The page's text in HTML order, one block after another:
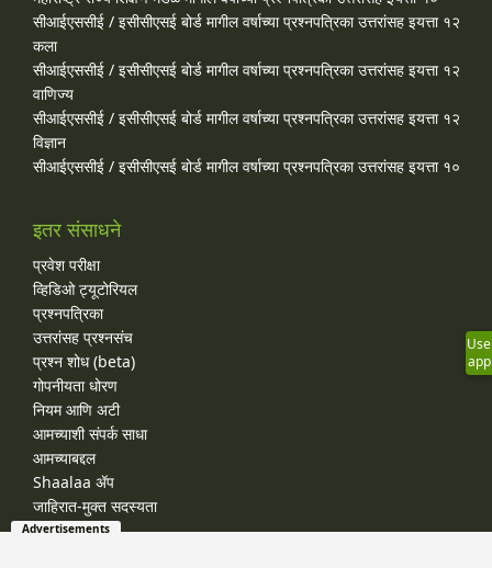
सीआईएससीई / इसीसीएसई बोर्ड मागील वर्षाच्या प्रश्‍नपत्रिका उत्तरांसह इयत्ता १२
कला
सीआईएससीई / इसीसीएसई बोर्ड मागील वर्षाच्या प्रश्‍नपत्रिका उत्तरांसह इयत्ता १२
वाणिज्य
सीआईएससीई / इसीसीएसई बोर्ड मागील वर्षाच्या प्रश्‍नपत्रिका उत्तरांसह इयत्ता १२
विज्ञान
सीआईएससीई / इसीसीएसई बोर्ड मागील वर्षाच्या प्रश्‍नपत्रिका उत्तरांसह इयत्ता १०
इतर संसाधने
प्रवेश परीक्षा
व्हिडिओ ट्यूटोरियल
प्रश्नपत्रिका
उत्तरांसह प्रश्नसंच
प्रश्न शोध (beta)
गोपनीयता धोरण
नियम आणि अटी
आमच्याशी संपर्क साधा
आमच्याबद्दल
Shaalaa ॲप
जाहिरात-मुक्त सदस्यता
Use
app
Advertisements